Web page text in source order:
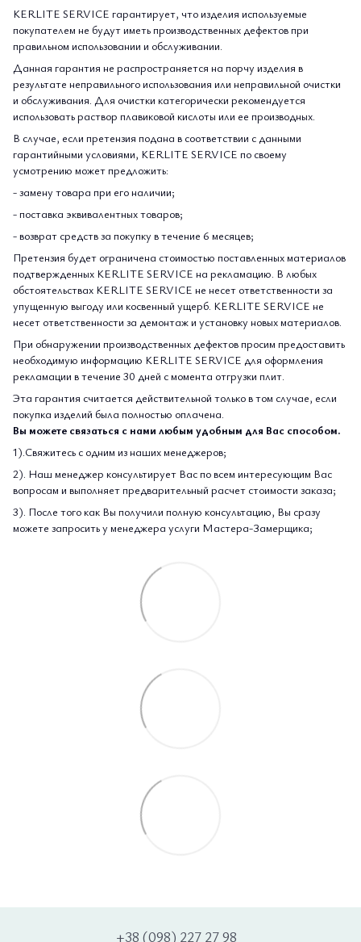
KERLITE SERVICE гарантирует, что изделия используемые
покупателем не будут иметь производственных дефектов при
правильном использовании и обслуживании.
Данная гарантия не распространяется на порчу изделия в
результате неправильного использования или неправильной очистки
и обслуживания. Для очистки категорически рекомендуется
использовать раствор плавиковой кислоты или ее производных.
В случае, если претензия подана в соответствии с данными
гарантийными условиями, KERLITE SERVICE по своему
усмотрению может предложить:
- замену товара при его наличии;
- поставка эквивалентных товаров;
- возврат средств за покупку в течение 6 месяцев;
Претензия будет ограничена стоимостью поставленных материалов
подтвержденных KERLITE SERVICE на рекламацию. В любых
обстоятельствах KERLITE SERVICE не несет ответственности за
упущенную выгоду или косвенный ущерб. KERLITE SERVICE не
несет ответственности за демонтаж и установку новых материалов.
При обнаружении производственных дефектов просим предоставить
необходимую информацию KERLITE SERVICE для оформления
рекламации в течение 30 дней с момента отгрузки плит.
Эта гарантия считается действительной только в том случае, если
покупка изделий была полностью оплачена.
Вы можете связаться с нами любым удобным для Вас способом.
1).Свяжитесь с одним из наших менеджеров;
2). Наш менеджер консультирует Вас по всем интересующим Вас
вопросам и выполняет предварительный расчет стоимости заказа;
3). После того как Вы получили полную консультацию, Вы сразу
можете запросить у менеджера услуги Мастера-Замерщика;
+38 (098) 227 27 98